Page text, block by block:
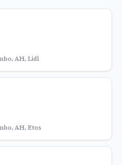
AH, Lidl
AH, Etos